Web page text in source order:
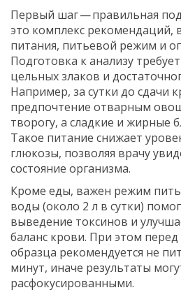
Первый шаг — правильная
это комплекс
питания, питьевой режим и
Подготовка к анализу
цельных злаков и
Например, за сутки до сдачи
предпочтение отварным
творогу, а сладкие и жирные
Такое питание снижает
глюкозы, позволяя врачу
состояние организма.
Кроме еды, важен режим
воды (около 2 л в сутки)
выведение токсинов и
баланс крови. При этом перед
образца рекомендуется не
минут, иначе результаты
расфокусированными.